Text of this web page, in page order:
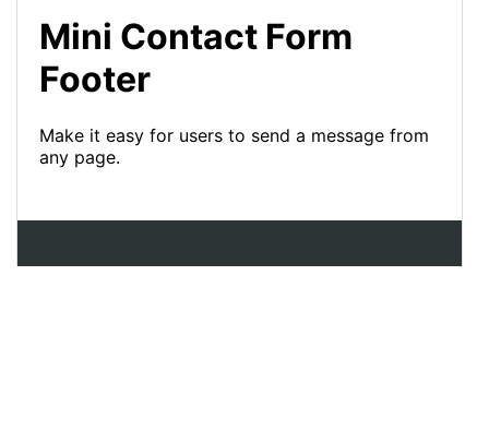
20 font-family : -apple-system
BlinkMacSystemFont, "Segoe UI", Roboto
"Helvetica Neue"
21
23 flex-direction : column;